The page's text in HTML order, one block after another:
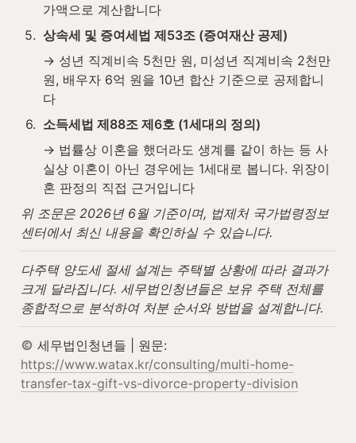
가액으로 계산합니다
5. 상속세 및 증여세법 제53조 (증여재산 공제)
→ 성년 직계비속 5천만 원, 미성년 직계비속 2천만
원, 배우자 6억 원을 10년 합산 기준으로 공제합니
다
6. 소득세법 제88조 제6호 (1세대의 정의)
→ 법률상 이혼을 했더라도 생계를 같이 하는 등 사
실상 이혼이 아닌 경우에는 1세대로 봅니다. 위장이
혼 판정의 직접 근거입니다
위 조문은 2026년 6월 기준이며, 법제처 국가법령정보
센터에서 최신 내용을 확인하실 수 있습니다.
다주택 양도세 절세 설계는 주택별 상황에 따라 결과가
크게 달라집니다. 세무법인청년들은 보유 주택 전체를
종합적으로 분석하여 처분 순서와 방법을 설계합니다.
https://www.watax.kr/consulting/multi-home-
transfer-tax-gift-vs-divorce-property-division